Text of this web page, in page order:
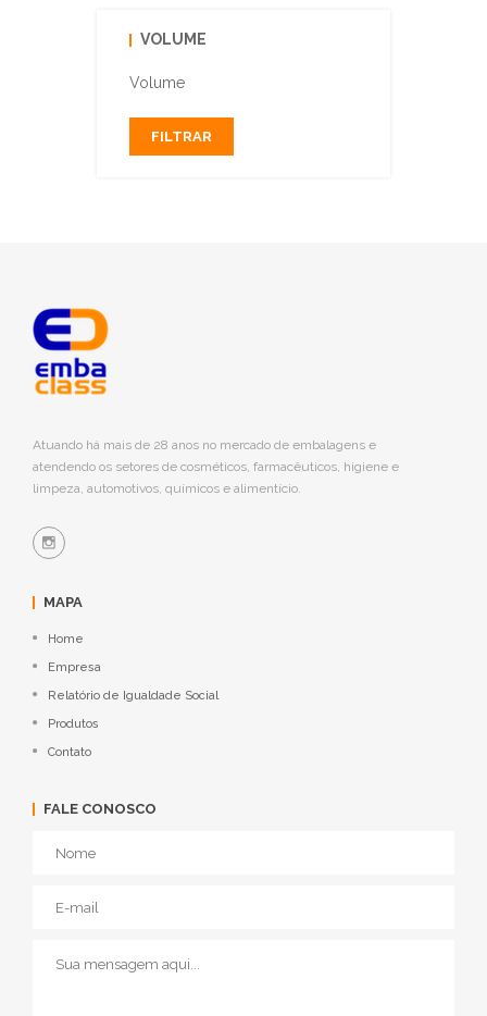
VOLUME
Volume
FILTRAR
Atuando há mais de 28 anos no mercado de embalagens e
atendendo os setores de cosméticos, farmacêuticos, higiene e
limpeza, automotivos, químicos e alimentício.
MAPA
Home
Empresa
Relatório de Igualdade Social
Produtos
Contato
FALE CONOSCO